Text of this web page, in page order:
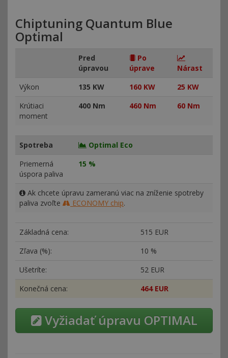
Chiptuning Quantum Blue
Optimal
Pred
úpravou
Po
úprave
Nárast
Výkon
135 KW 160 KW
25 KW
Krútiaci
moment
400 Nm 460 Nm 60 Nm
Spotreba
Optimal Eco
Priemerná
úspora paliva
15 %
Ak chcete úpravu zameranú viac na zníženie spotreby
paliva zvoľte
ECONOMY chip.
Základná cena:
515 EUR
Zľava (%):
10 %
Ušetríte:
52 EUR
Konečná cena:
464 EUR
Vyžiadať úpravu OPTIMAL